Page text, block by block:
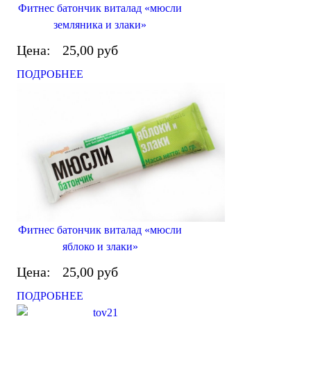
Фитнес батончик виталад «мюсли
земляника и злаки»
Цена: 25,00 руб
ПОДРОБНЕЕ
Фитнес батончик виталад «мюсли
яблоко и злаки»
Цена: 25,00 руб
ПОДРОБНЕЕ